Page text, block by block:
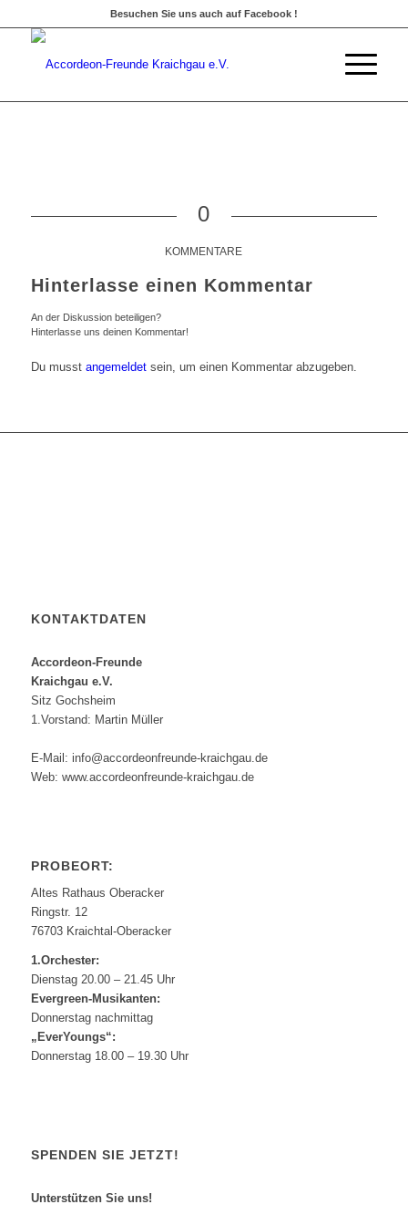
Besuchen Sie uns auch auf Facebook !
0
KOMMENTARE
Hinterlasse einen Kommentar
An der Diskussion beteiligen?
Hinterlasse uns deinen Kommentar!
Du musst angemeldetsein, um einen Kommentar abzugeben.
KONTAKTDATEN
Accordeon-Freunde
Kraichgau e.V.
Sitz Gochsheim
1.Vorstand: Martin Müller
E-Mail: info@accordeonfreunde-kraichgau.de
Web: www.accordeonfreunde-kraichgau.de
PROBEORT:
Altes Rathaus Oberacker
Ringstr. 12
76703 Kraichtal-Oberacker
1.Orchester:
Dienstag 20.00 – 21.45 Uhr
Evergreen-Musikanten:
Donnerstag nachmittag
„EverYoungs“:
Donnerstag 18.00 – 19.30 Uhr
SPENDEN SIE JETZT!
Unterstützen Sie uns!